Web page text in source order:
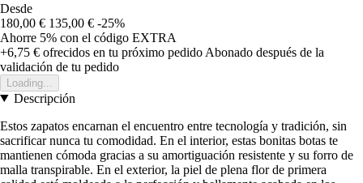
Desde
180,00 € 135,00 € -25%
Ahorre 5% con el código EXTRA
+6,75 € ofrecidos en tu próximo pedido Abonado después de la
validación de tu pedido
Loading...
Descripción
Estos zapatos encarnan el encuentro entre tecnología y tradición, sin
sacrificar nunca tu comodidad. En el interior, estas bonitas botas te
mantienen cómoda gracias a su amortiguación resistente y su forro de
malla transpirable. En el exterior, la piel de plena flor de primera